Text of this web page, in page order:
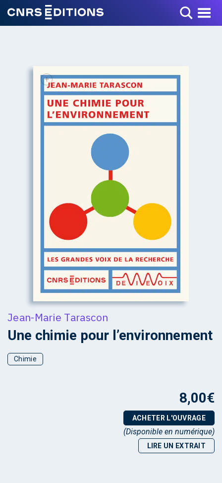
Toggle Menu
+
Jean-Marie Tarascon
Une chimie pour l’environnement
Chimie
8,00€
ACHETER L'OUVRAGE
(Disponible en numérique)
LIRE UN EXTRAIT